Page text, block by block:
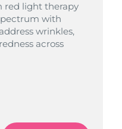
red light therapy
with
wrinkles,
across